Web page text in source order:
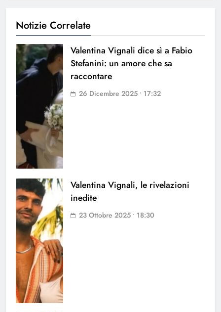
Notizie Correlate
Valentina Vignali dice sì a Fabio
Stefanini: un amore che sa
raccontare
26 Dicembre 2025 • 17:32
Valentina Vignali, le rivelazioni
inedite
23 Ottobre 2025 • 18:30